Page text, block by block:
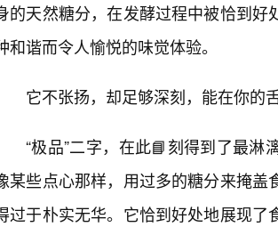
的天然糖分，在发酵过程中被恰到
和谐而令人愉悦的味觉体验。
它不张扬，却足够深刻，能在你的
“极品”二字，在此📘刻得到了最
某些点心那样，用过多的糖分来掩
过于朴实无华。它恰到好处地展现